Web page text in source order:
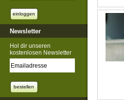
Newsletter
Hol dir unseren
kostenlosen Newsletter